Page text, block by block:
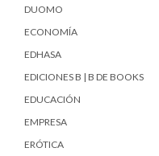
DUOMO
ECONOMÍA
EDHASA
EDICIONES B | B DE BOOKS
EDUCACIÓN
EMPRESA
ERÓTICA